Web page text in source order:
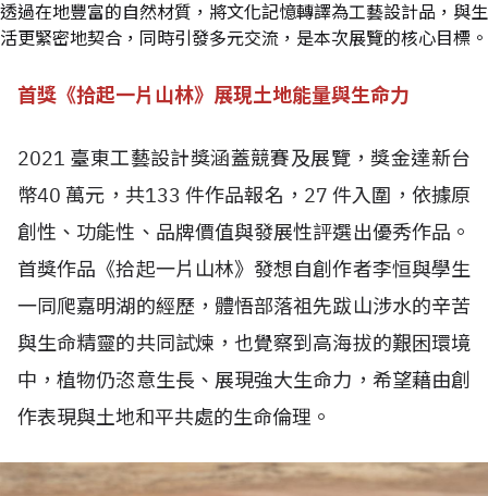
透過在地豐富的自然材質，將文化記憶轉譯為工藝設計品，與生
活更緊密地契合，同時引發多元交流，是本次展覽的核心目標。
首獎《拾起一片山林》展現土地能量與生命力
2021 臺東工藝設計獎涵蓋競賽及展覽，獎金達新台
幣40 萬元，共133 件作品報名，27 件入圍，依據原
創性、功能性、品牌價值與發展性評選出優秀作品。
首獎作品《拾起一片山林》發想自創作者李恒與學生
一同爬嘉明湖的經歷，體悟部落祖先跋山涉水的辛苦
與生命精靈的共同試煉，也覺察到高海拔的艱困環境
中，植物仍恣意生長、展現強大生命力，希望藉由創
作表現與土地和平共處的生命倫理。